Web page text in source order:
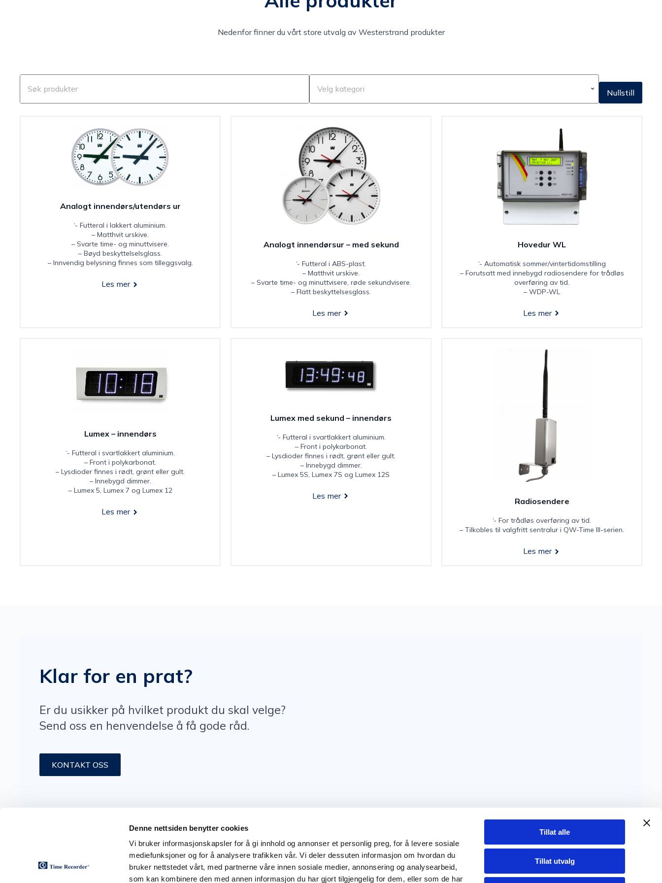
Denne nettsiden benytter cookies
Vi bruker informasjonskapsler for å gi innhold og annonser et personlig preg, for å levere sosiale
mediefunksjoner og for å analysere trafikken vår. Vi deler dessuten informasjon om hvordan du
bruker nettstedet vårt, med partnerne våre innen sosiale medier, annonsering og analysearbeid,
som kan kombinere den med annen informasjon du har gjort tilgjengelig for dem, eller som de har
Tillat alle
Tillat utvalg
Nedenfor finner du vårt store utvalg av Westerstrand produkter
Nullstill
Analogt innendørs/utendørs ur
‘- Futteral i lakkert aluminium.
– Matthvit urskive.
– Svarte time- og minuttvisere.
– Bøyd beskyttelselsglass.
– Innvendig belysning finnes som tilleggsvalg.
Les mer
Analogt innendørsur – med sekund
‘- Futteral i ABS-plast.
– Matthvit urskive.
– Svarte time- og minuttvisere, røde sekundvisere.
– Flatt beskyttelsesglass.
Les mer
Hovedur WL
‘- Automatisk sommer/vintertidomstilling
– Forutsatt med innebygd radiosendere for trådløs
overføring av tid.
– WDP-WL
Les mer
Lumex – innendørs
‘- Futteral i svartlakkert aluminium.
– Front i polykarbonat.
– Lysdioder finnes i rødt, grønt eller gult.
– Innebygd dimmer.
– Lumex 5, Lumex 7 og Lumex 12
Les mer
Lumex med sekund – innendørs
‘- Futteral i svartlakkert aluminium.
– Front i polykarbonat.
– Lysdioder finnes i rødt, grønt eller gult.
– Innebygd dimmer.
– Lumex 5S, Lumex 7S og Lumex 12S
Les mer
Radiosendere
‘- For trådløs overføring av tid.
– Tilkobles til valgfritt sentralur i QW-Time III-serien.
Les mer
Klar for en prat?
Er du usikker på hvilket produkt du skal velge?
Send oss en henvendelse å få gode råd.
KONTAKT OSS
Sortiment
Kontakt oss
Linkedin
Martin Linges vei 25,
E-post: salg@timerecorder.no